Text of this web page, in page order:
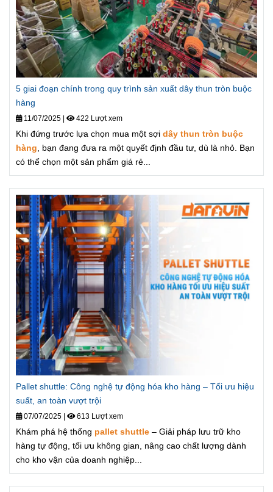
5 giai đoạn chính trong quy trình sản xuất dây thun tròn buộc
hàng
11/07/2025 | 422 Lượt xem
Khi đứng trước lựa chọn mua một sợi dây thun tròn buộc
hàng , bạn đang đưa ra một quyết định đầu tư, dù là nhỏ. Bạn
có thể chọn một sản phẩm giá rẻ...
Pallet shuttle: Công nghệ tự động hóa kho hàng – Tối ưu hiệu
suất, an toàn vượt trội
07/07/2025 613 Lượt xem
Khám phá hệ thống pallet shuttle – Giải pháp lưu trữ kho
hàng tự động, tối ưu không gian, nâng cao chất lượng dành
cho kho vận của doanh nghiệp...